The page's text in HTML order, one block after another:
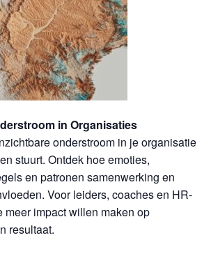
in Organisaties
onderstroom in je organisatie
stuurt. Ontdek hoe emoties,
en patronen samenwerking en
Voor leiders, coaches en HR-
meer impact willen maken op
resultaat.